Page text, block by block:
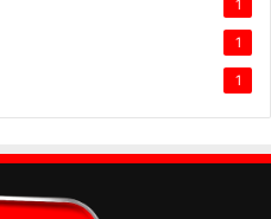
1
1
1